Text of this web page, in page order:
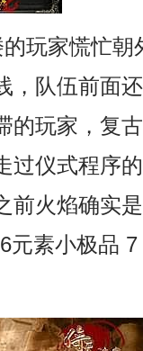
玩家慌忙朝
，队伍前面
的玩家，复
过仪式程序
前火焰确实
元素小极品